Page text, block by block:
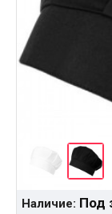
Наличие: Под